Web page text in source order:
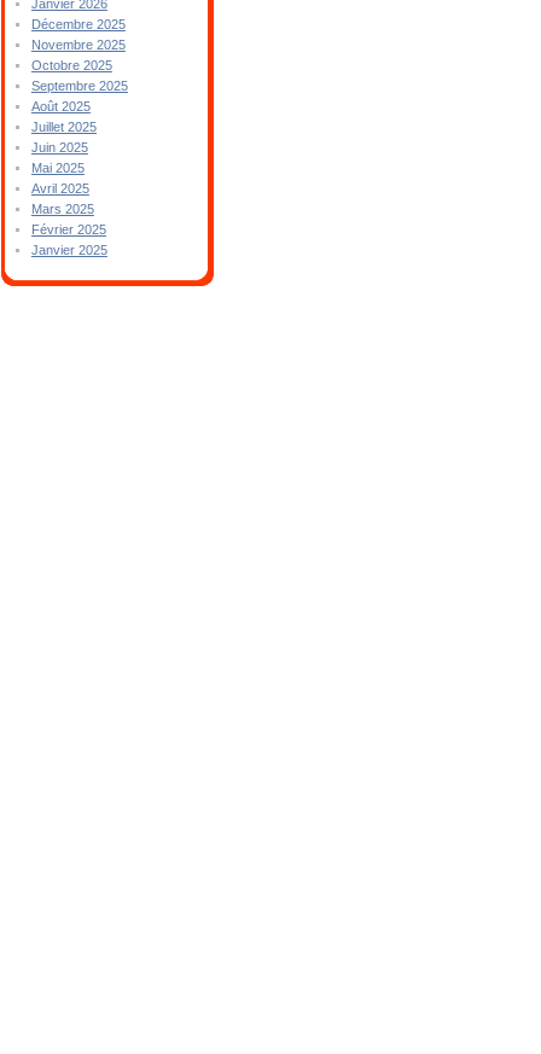
Janvier 2026
Décembre 2025
Novembre 2025
Octobre 2025
Septembre 2025
Août 2025
Juillet 2025
Juin 2025
Mai 2025
Avril 2025
Mars 2025
Février 2025
Janvier 2025